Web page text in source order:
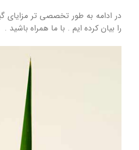
در ادامه به طور تخصصی تر مزایای
را بیان کرده ایم . با ما همراه باشید .